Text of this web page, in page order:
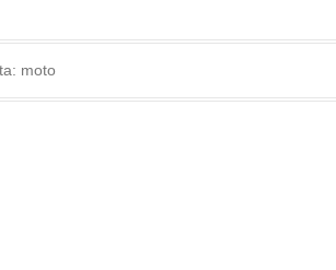
moto